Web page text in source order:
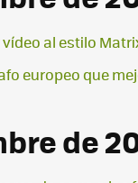
al estilo
europeo que
de